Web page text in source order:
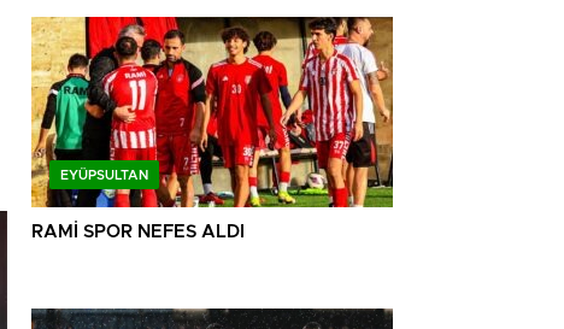
EYÜPSULTAN
RAMİ SPOR NEFES ALDI